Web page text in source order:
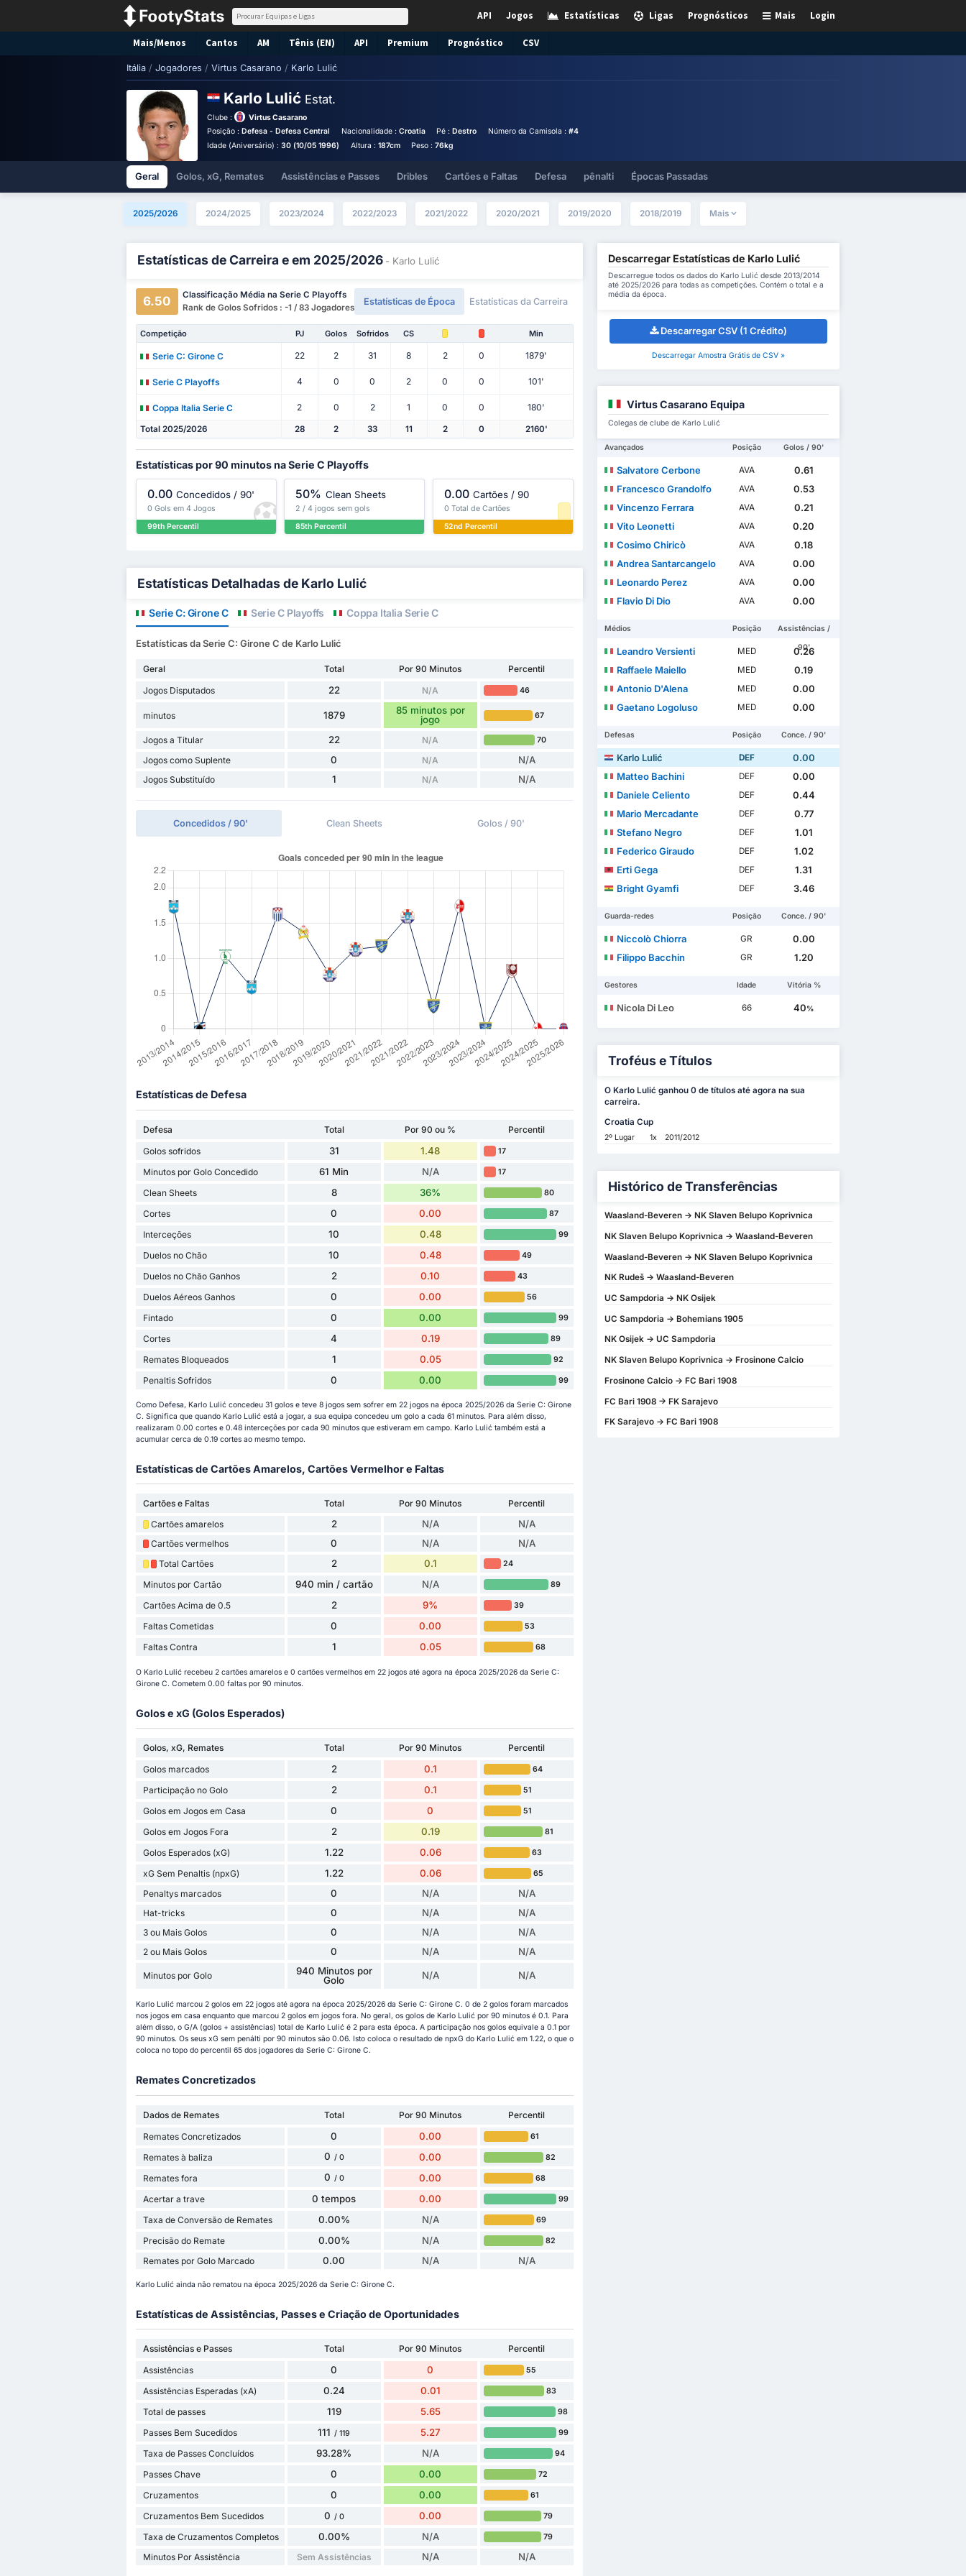
Login
Mais
Prognósticos
Ligas
Estatísticas
Jogos
API
Mais/Menos Cantos AM Tênis (EN) API Premium Prognóstico CSV
Itália / Jogadores / Virtus Casarano / Karlo Lulić
Karlo Lulić Estat.
Clube :
Virtus Casarano
Posição :Defesa - Defesa Central Nacionalidade : Croatia Pé :Destro Número da Camisola : #4
Idade (Aniversário) :30 (10/05 1996) Altura : 187cm Peso :76kg
Geral Golos, xG, Remates Assistências e Passes Dribles Cartões e Faltas Defesa pênalti Épocas Passadas
2025/2026 2024/2025 2023/2024 2022/2023 2021/2022 2020/2021 2019/2020 2018/2019 Mais
Estatísticas de Carreira e em 2025/2026 - Karlo Lulić
6.50
Classificação Média na Serie C Playoffs
Rank de Golos Sofridos : -1 / 83 Jogadores
Estatísticas de Época Estatísticas da Carreira
Competição PJ Golos Sofridos CS Min
Serie C: Girone C 22 2 31 8 2 0 1879'
Serie C Playoffs 4 0 0 2 0 0 101'
Coppa Italia Serie C 2 0 2 1 0 0 180'
Total 2025/2026 28 2 33 11 2 0 2160'
Estatísticas por 90 minutos na Serie C Playoffs
0.00 Concedidos / 90'
0 Gols em 4 Jogos
99th Percentil
50% Clean Sheets
2 / 4 jogos sem gols
85th Percentil
0.00 Cartões / 90
0 Total de Cartões
52nd Percentil
Estatísticas Detalhadas de Karlo Lulić
Serie C: Girone C Serie C Playoffs Coppa Italia Serie C
Estatísticas da Serie C: Girone C de Karlo Lulić
Geral Total Por 90 Minutos
Percentil
Jogos Disputados
22 N/A 46
minutos 1879
85 minutos por
jogo
67
Jogos a Titular 22 N/A 70
Jogos como Suplente 0 N/A N/A
Jogos Substituído 1 N/A N/A
Concedidos / 90' Clean Sheets Golos / 90'
Estatísticas de Defesa
Defesa Total Por 90 ou %
Percentil
Golos sofridos
31 1.48 17
Minutos por Golo Concedido 61 Min N/A 17
Clean Sheets 8 36% 80
Cortes 0 0.00 87
Interceções 10 0.48 99
Duelos no Chão 10 0.48 49
Duelos no Chão Ganhos 2 0.10 43
Duelos Aéreos Ganhos 0 0.00 56
Fintado 0 0.00 99
Cortes 4 0.19 89
Remates Bloqueados 1 0.05 92
Penaltis Sofridos 0 0.00 99
Como Defesa, Karlo Lulić concedeu 31 golos e teve 8 jogos sem sofrer em 22 jogos na época 2025/2026 da Serie C: Girone
C. Significa que quando Karlo Lulić está a jogar, a sua equipa concedeu um golo a cada 61 minutos. Para além disso,
realizaram 0.00 cortes e 0.48 interceções por cada 90 minutos que estiveram em campo. Karlo Lulić também está a
acumular cerca de 0.19 cortes ao mesmo tempo.
Estatísticas de Cartões Amarelos, Cartões Vermelhor e Faltas
Cartões e Faltas Total Por 90 Minutos
Percentil
Cartões amarelos
2 N/A N/A
Cartões vermelhos 0 N/A N/A
Total Cartões 2 0.1 24
Minutos por Cartão 940 min / cartão N/A 89
Cartões Acima de 0.5 2 9% 39
Faltas Cometidas 0 0.00 53
Faltas Contra 1 0.05 68
O Karlo Lulić recebeu 2 cartões amarelos e 0 cartões vermelhos em 22 jogos até agora na época 2025/2026 da Serie C:
Girone C. Cometem 0.00 faltas por 90 minutos.
Golos e xG (Golos Esperados)
Golos, xG, Remates Total Por 90 Minutos
Percentil
Golos marcados
2 0.1 64
Participação no Golo 2 0.1 51
Golos em Jogos em Casa 0 0 51
Golos em Jogos Fora 2 0.19 81
Golos Esperados (xG) 1.22 0.06 63
xG Sem Penaltis (npxG) 1.22 0.06 65
Penaltys marcados 0 N/A N/A
Hat-tricks 0 N/A N/A
3 ou Mais Golos 0 N/A N/A
2 ou Mais Golos 0 N/A N/A
Minutos por Golo
940 Minutos por
Golo
N/A N/A
Karlo Lulić marcou 2 golos em 22 jogos até agora na época 2025/2026 da Serie C: Girone C. 0 de 2 golos foram marcados
nos jogos em casa enquanto que marcou 2 golos em jogos fora. No geral, os golos de Karlo Lulić por 90 minutos é 0.1. Para
além disso, o G/A (golos + assistências) total de Karlo Lulić é 2 para esta época. A participação nos golos equivale a 0.1 por
90 minutos. Os seus xG sem penálti por 90 minutos são 0.06. Isto coloca o resultado de npxG do Karlo Lulić em 1.22, o que o
coloca no topo do percentil 65 dos jogadores da Serie C: Girone C.
Remates Concretizados
Dados de Remates Total Por 90 Minutos
Percentil
Remates Concretizados
0 0.00 61
Remates à baliza 0 / 0 0.00 82
Remates fora 0 / 0 0.00 68
Acertar a trave 0 tempos 0.00 99
Taxa de Conversão de Remates 0.00% N/A 69
Precisão do Remate 0.00% N/A 82
Remates por Golo Marcado 0.00 N/A N/A
Karlo Lulić ainda não rematou na época 2025/2026 da Serie C: Girone C.
Estatísticas de Assistências, Passes e Criação de Oportunidades
Assistências e Passes Total Por 90 Minutos
Percentil
Assistências
0 0 55
Assistências Esperadas (xA) 0.24 0.01 83
Total de passes 119 5.65 98
Passes Bem Sucedidos 111 / 119 5.27 99
Taxa de Passes Concluídos 93.28% N/A 94
Passes Chave 0 0.00 72
Cruzamentos 0 0.00 61
Cruzamentos Bem Sucedidos 0 / 0 0.00 79
Taxa de Cruzamentos Completos 0.00% N/A 79
Minutos Por Assistência Sem Assistências N/A N/A
Descarregar Estatísticas de Karlo Lulić
Descarregue todos os dados do Karlo Lulić desde 2013/2014
até 2025/2026 para todas as competições. Contém o total e a
média da época.
Descarregar CSV (1 Crédito)
Descarregar Amostra Grátis de CSV »
Virtus Casarano Equipa
Colegas de clube de Karlo Lulić
Avançados Posição Golos / 90'
Salvatore Cerbone AVA
0.61
Francesco Grandolfo
AVA
0.53
Vincenzo Ferrara
AVA
0.21
Vito Leonetti
AVA
0.20
Cosimo Chiricò
AVA
0.18
Andrea Santarcangelo
AVA
0.00
Leonardo Perez
AVA
0.00
Flavio Di Dio
AVA 0.00
Médios Posição
Assistências /
90'
Leandro Versienti MED
0.26
Raffaele Maiello
MED
0.19
Antonio D'Alena
MED
0.00
Gaetano Logoluso
MED 0.00
Defesas Posição Conce. / 90'
Karlo Lulić DEF
0.00
Matteo Bachini
DEF
0.00
Daniele Celiento
DEF
0.44
Mario Mercadante
DEF
0.77
Stefano Negro
DEF
1.01
Federico Giraudo
DEF
1.02
Erti Gega
DEF
1.31
Bright Gyamfi
DEF 3.46
Guarda-redes Posição Conce. / 90'
Niccolò Chiorra GR
0.00
Filippo Bacchin
GR 1.20
Gestores Idade Vitória %
Nicola Di Leo 66 40%
Troféus e Títulos
O Karlo Lulić ganhou 0 de títulos até agora na sua
carreira.
Croatia Cup
2º Lugar 1x 2011/2012
Histórico de Transferências
Waasland-Beveren -> NK Slaven Belupo Koprivnica
NK Slaven Belupo Koprivnica -> Waasland-Beveren
Waasland-Beveren -> NK Slaven Belupo Koprivnica
NK Rudeš -> Waasland-Beveren
UC Sampdoria -> NK Osijek
UC Sampdoria -> Bohemians 1905
NK Osijek -> UC Sampdoria
NK Slaven Belupo Koprivnica -> Frosinone Calcio
Frosinone Calcio -> FC Bari 1908
FC Bari 1908 -> FK Sarajevo
FK Sarajevo -> FC Bari 1908